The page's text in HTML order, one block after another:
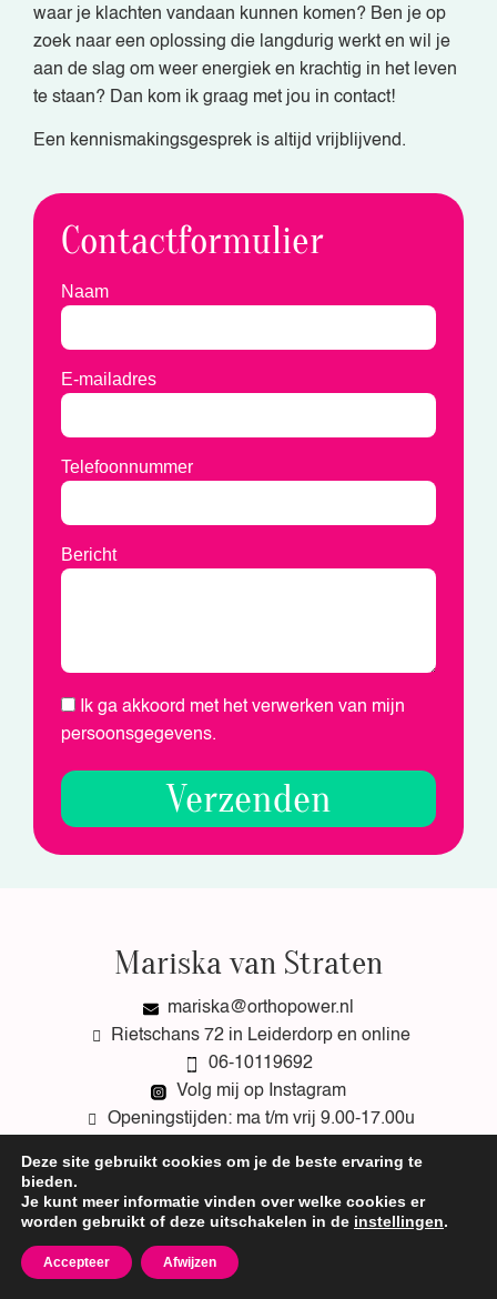
waar je klachten vandaan kunnen komen? Ben je op
zoek naar een oplossing die langdurig werkt en wil je
aan de slag om weer energiek en krachtig in het leven
te staan? Dan kom ik graag met jou in contact!
Een kennismakingsgesprek is altijd vrijblijvend.
Contactformulier
Naam
E-mailadres
Telefoonnummer
Bericht
Ik ga akkoord met het verwerken van mijn
persoonsgegevens.
Verzenden
Mariska van Straten
mariska@orthopower.nl
Rietschans 72 in Leiderdorp en online
06-10119692
Volg mij op Instagram
Openingstijden: ma t/m vrij 9.00-17.00u
Beroepsorganisatie:
Deze site gebruikt cookies om je de beste ervaring te
bieden.
Je kunt meer informatie vinden over welke cookies er
worden gebruikt of deze uitschakelen in de instellingen.
Accepteer Afwijzen